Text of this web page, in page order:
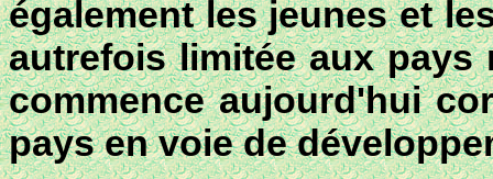
également les jeunes et
autrefois limitée aux pays
commence aujourd'hui
pays en voie de